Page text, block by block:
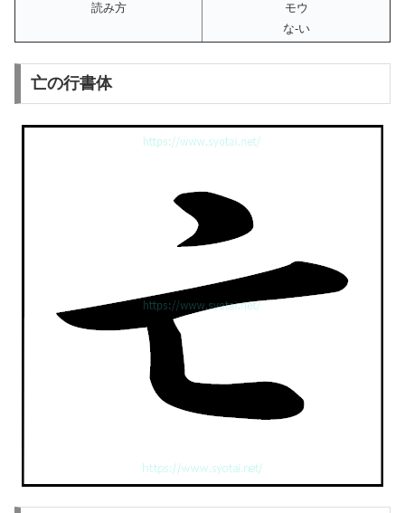
読み方
モウ
な-い
亡の行書体